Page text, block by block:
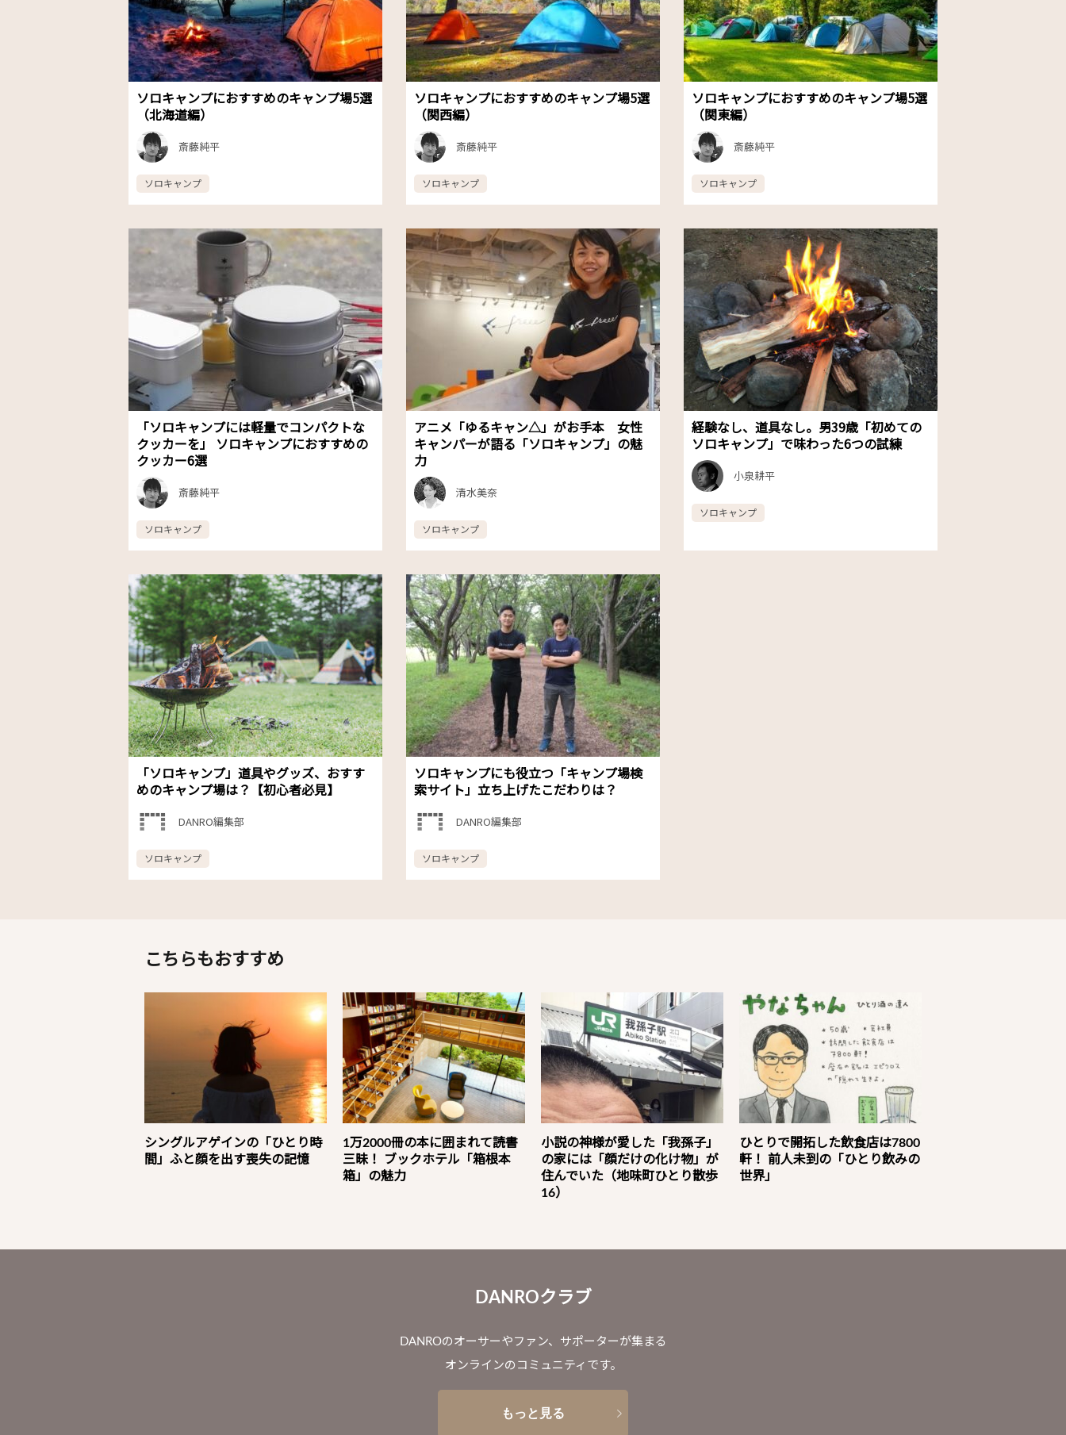
ソロキャンプにおすすめのキャンプ場5選
（北海道編）
斎藤純平
ソロキャンプ
ソロキャンプにおすすめのキャンプ場5選
（関西編）
斎藤純平
ソロキャンプ
ソロキャンプにおすすめのキャンプ場5選
（関東編）
斎藤純平
ソロキャンプ
「ソロキャンプには軽量でコンパクトな
クッカーを」 ソロキャンプにおすすめの
クッカー6選
斎藤純平
ソロキャンプ
アニメ「ゆるキャン△」がお手本 女性
キャンパーが語る「ソロキャンプ」の魅
力
清水美奈
ソロキャンプ
経験なし、道具なし。男39歳「初めての
ソロキャンプ」で味わった6つの試練
小泉耕平
ソロキャンプ
「ソロキャンプ」道具やグッズ、おすす
めのキャンプ場は？【初心者必見】
DANRO編集部
ソロキャンプ
ソロキャンプにも役立つ「キャンプ場検
索サイト」立ち上げたこだわりは？
DANRO編集部
ソロキャンプ
こちらもおすすめ
シングルアゲインの「ひとり時
間」ふと顔を出す喪失の記憶
1万2000冊の本に囲まれて読書
三昧！ ブックホテル「箱根本
箱」の魅力
小説の神様が愛した「我孫子」
の家には「顔だけの化け物」が
住んでいた（地味町ひとり散歩
16）
ひとりで開拓した飲食店は7800
軒！ 前人未到の「ひとり飲みの
世界」
DANROクラブ
DANROのオーサーやファン、サポーターが集まる
オンラインのコミュニティです。
もっと見る